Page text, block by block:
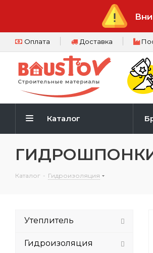
Оплата Доставка
Каталог
Каталог - Гидроизоляция
Утеплитель
Гидроизоляция